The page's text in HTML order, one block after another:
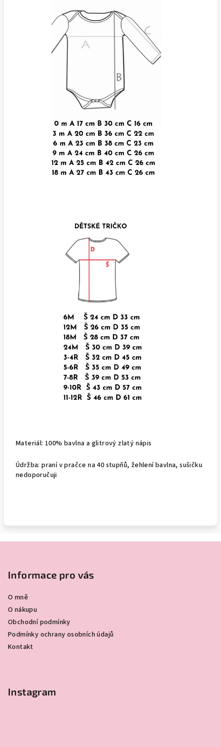
Materiál: 100% bavlna a glitrový zlatý nápis
Údržba: praní v pračce na 40 stupňů, žehlení bavlna, sušičku
nedoporučuji
Informace pro vás
O mně
O nákupu
Obchodní podmínky
Podmínky ochrany osobních údajů
Kontakt
Instagram